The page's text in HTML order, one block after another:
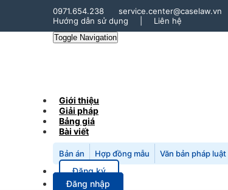
0971.654.238
service.center@caselaw.vn
Hướng dẫn sử dụng
Liên hệ
Toggle Navigation
Giới thiệu
Giải pháp
Bảng giá
Bài viết
Bản án Hợp đồng mẫu Văn bản pháp luật
Đăng ký
Đăng nhập